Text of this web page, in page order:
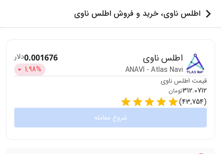
اطلس ناوی، خرید و فروش اطلس ناوی
اطلس ناوی
ANAVI - Atlas Navi
0.001676دلار
1.98%
قیمت اطلس ناوی
312.0712تومان
(
43,754
)
شروع معامله